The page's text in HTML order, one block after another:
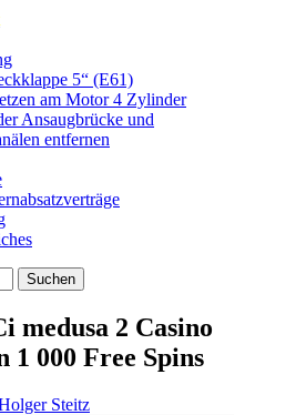
5“ (E61)
am Motor 4 Zylinder
Ansaugbrücke und
entfernen
2 Casino
1 000 Free Spins
Steitz